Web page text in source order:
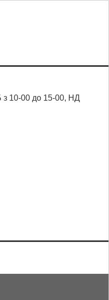
10-00 до 15-00, НД